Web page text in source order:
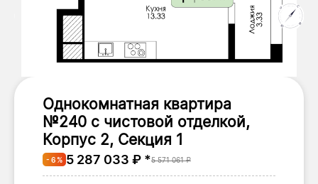
Однокомнатная квартира
№240 с чистовой отделкой,
Корпус 2, Секция 1
- 6 % 5 287 033 ₽ *5 571 061 ₽